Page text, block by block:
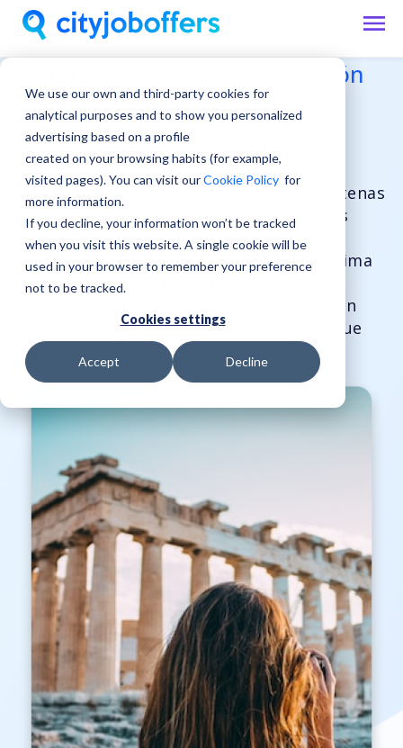
We use our own and third-party cookies for
analytical purposes and to show you personalized
advertising based on a profile
created on your browsing habits (for example,
visited pages). You can visit ourCookie Policy for
more information.
If you decline, your information won’t be tracked
when you visit this website. A single cookie will be
used in your browser to remember your preference
not to be tracked.
Cookies settings
Accept Decline
Atenas, cuna de la civilización
occidental y ciudad de los
dioses, ¡Te está esperando!
Descubre el encanto y la energía de Atenas
mientras desarrollas tu carrera y vives
como un lugareño más. Las antiguas
ruinas griegas, divertidos bares, un clima
impresionante, una rica cultura y una
comida increíblemente sabrosa forman
parte de una emocionante aventura que
podrías estar viviendo ahora mismo.